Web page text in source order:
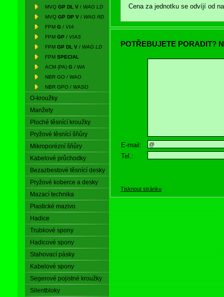
MVQ GP DL V / WAG LD
MVQ GP DP V / WAG RD
FPM G / VIA
FPM GP / VIAS
FPM GP DL V / WAG LD
FPM SPECIAL
ACM (PA) G / WA
NBR GO / WAO
NBR GPO / WASO
O-kroužky
Manžety
Ploché těsnící kroužky
Pryžové těsnící šňůry
Mikroporézní šňůry
Kabelové průchodky
Bezazbestové těsnící desky
Pryžové koberce a desky
Mazací technika
Plastické mazivo
Hadice
Trubkové spony
Hadicové spony
Stahovací pásky
Kabelové spony
Segerové pojistné kroužky
Silentbloky
Cena za jednotku se odvíjí od
POTŘEBUJETE PORADIT?
E-mail:
Tel.:
Tisknout stránku